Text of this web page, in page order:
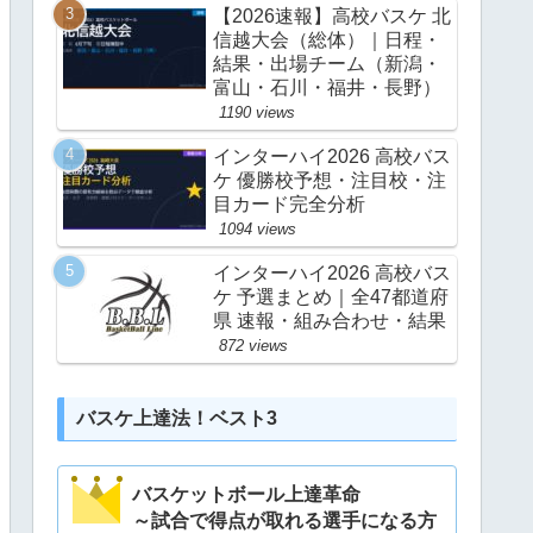
【2026速報】高校バスケ 北
信越大会（総体）｜日程・
結果・出場チーム（新潟・
富山・石川・福井・長野）
1190 views
インターハイ2026 高校バス
ケ 優勝校予想・注目校・注
目カード完全分析
1094 views
インターハイ2026 高校バス
ケ 予選まとめ｜全47都道府
県 速報・組み合わせ・結果
872 views
バスケ上達法！ベスト3
バスケットボール上達革命
～試合で得点が取れる選手になる方